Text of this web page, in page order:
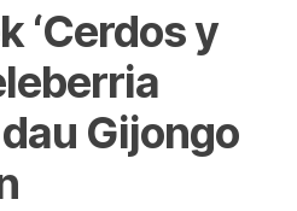
‘Cerdos y
Gijongo